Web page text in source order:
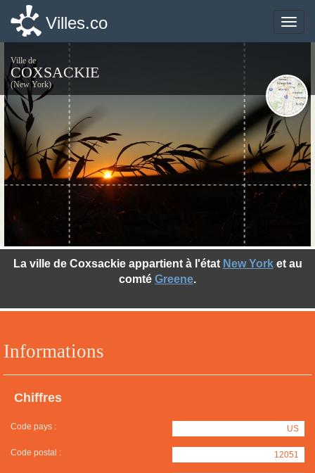
Toggle
Villes.co
Ville de
COXSACKIE
(New York)
Informations
Chiffres
Code pays : US
Code postal : 12051
La ville de Coxsackie appartient à l'état New Yorket au
comté Greene.
Toggle
Villes.co